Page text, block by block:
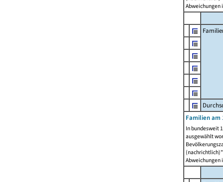
Abweichungen
Familien am
In bundesweit
ausgewählt
Abweichungen